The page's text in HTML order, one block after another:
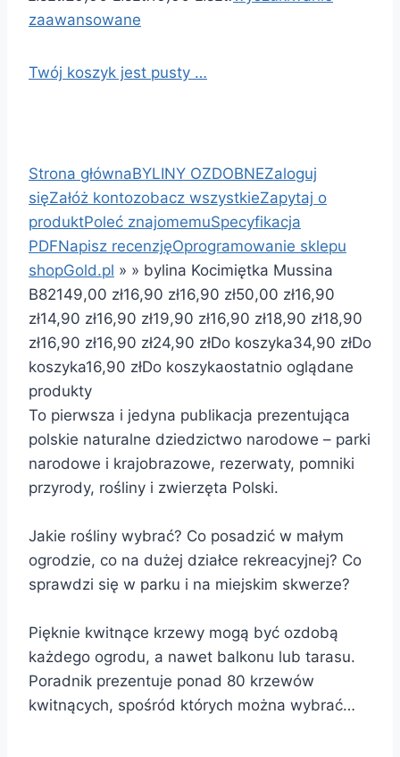
zaawansowane
Twój koszyk jest pusty …
Strona głównaBYLINY OZDOBNEZaloguj
sięZałóż kontozobacz wszystkieZapytaj o
produktPoleć znajomemuSpecyfikacja
PDFNapisz recenzjęOprogramowanie sklepu
shopGold.pl » » bylina Kocimiętka Mussina
B82149,00 zł16,90 zł16,90 zł50,00 zł16,90
zł14,90 zł16,90 zł19,90 zł16,90 zł18,90 zł18,90
zł16,90 zł16,90 zł24,90 złDo koszyka34,90 złDo
koszyka16,90 złDo koszykaostatnio oglądane
produkty
To pierwsza i jedyna publikacja prezentująca
polskie naturalne dziedzictwo narodowe – parki
narodowe i krajobrazowe, rezerwaty, pomniki
przyrody, rośliny i zwierzęta Polski.
Jakie rośliny wybrać? Co posadzić w małym
ogrodzie, co na dużej działce rekreacyjnej? Co
sprawdzi się w parku i na miejskim skwerze?
Pięknie kwitnące krzewy mogą być ozdobą
każdego ogrodu, a nawet balkonu lub tarasu.
Poradnik prezentuje ponad 80 krzewów
kwitnących, spośród których można wybrać…